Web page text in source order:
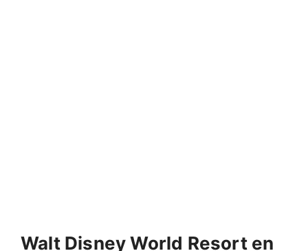
Walt Disney World Resort en